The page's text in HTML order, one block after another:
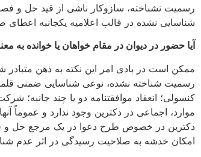
رسمیت نشناخته، سازوکار ناشی از قید حل و
شناسایی نشده در قالب اعلامیه یکجانبه اعطای صلاحیت اجباری به
آیا حضور در دیوان در مقام خواهان یا خوانده
ممکن است در بادی امر این نکته به ذهن
رسمیت شناخته نشده، نوعی شناسایی ضمنی
کنسولی؛ انعقاد موافقتنامه دو یا چند جانبه؛
موارد، اجماعی در دکترین وجود ندارد و عموماً
دکترین در خصوص طرح دعوا در یک مرجع حل و
امکان خدشه به صلاحیت رسیدگی در اثر عدم